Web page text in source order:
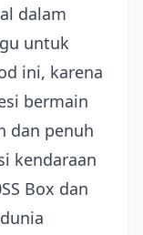
dalam
untuk
ini, karena
bermain
dan penuh
kendaraan
Box dan